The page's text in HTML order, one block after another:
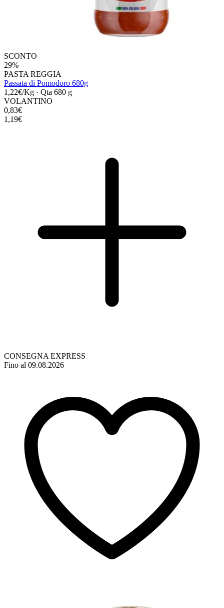
SCONTO
29%
PASTA REGGIA
Passata di Pomodoro 680g
1,22€/Kg · Qta 680 g
VOLANTINO
0,83€
1,19€
CONSEGNA EXPRESS
Fino al 09.08.2026